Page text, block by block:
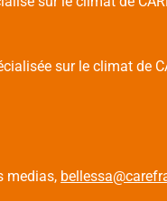
sur le climat de
medias,